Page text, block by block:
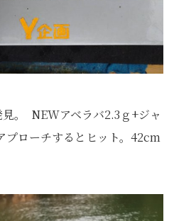
。
NEWアベラバ2.3ｇ+ジャ
プローチするとヒット。42cm